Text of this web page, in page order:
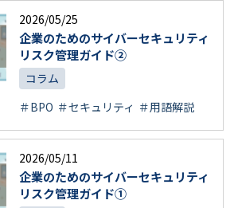
2026/05/25
企業のためのサイバーセキュリティ
リスク管理ガイド②
コラム
＃BPO ＃セキュリティ ＃用語解説
2026/05/11
企業のためのサイバーセキュリティ
リスク管理ガイド①